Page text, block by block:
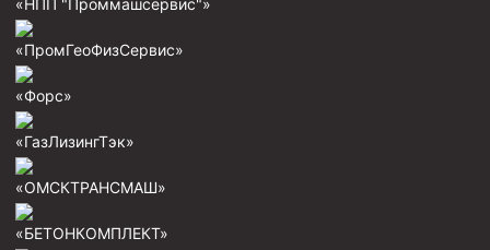
Магнитные ловители
Фрезеры арбузообразные
Фрезеры стартово-оконные
Фрезеры Барракуда
«НПП "Проммашсервис"»
«ПромГеоФизСервис»
«Форс»
«ГазЛизингТэк»
«ОМСКТРАНСМАШ»
«БЕТОНКОМПЛЕКТ»